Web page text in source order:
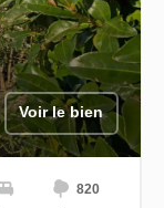
Voir le bien
820